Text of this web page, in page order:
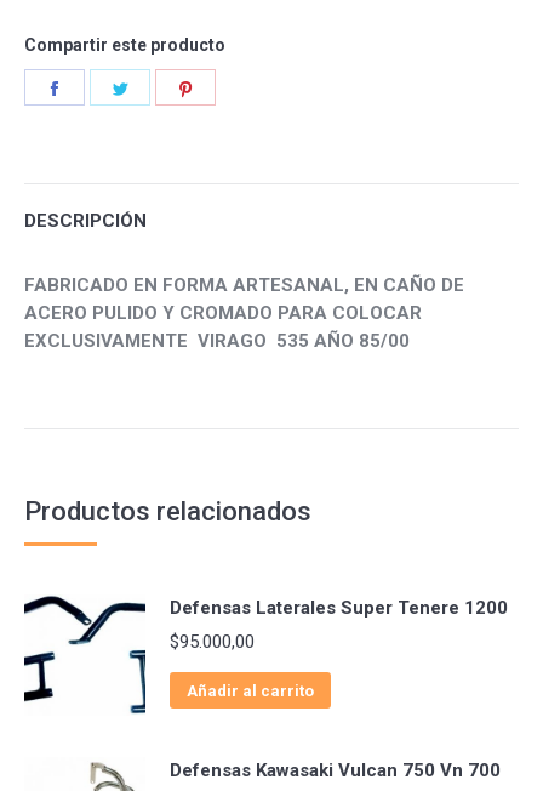
Compartir este producto
DESCRIPCIÓN
FABRICADO EN FORMA ARTESANAL, EN CAÑO DE
ACERO PULIDO Y CROMADO PARA COLOCAR
EXCLUSIVAMENTE VIRAGO 535 AÑO 85/00
Productos relacionados
Defensas Laterales Super Tenere 1200
$95.000,00
Añadir al carrito
Defensas Kawasaki Vulcan 750 Vn 700